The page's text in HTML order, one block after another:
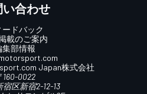
い合わせ
ードバック
載のご案内
集部情報
Japan株式会社
160-0022
宿区新宿2-12-13